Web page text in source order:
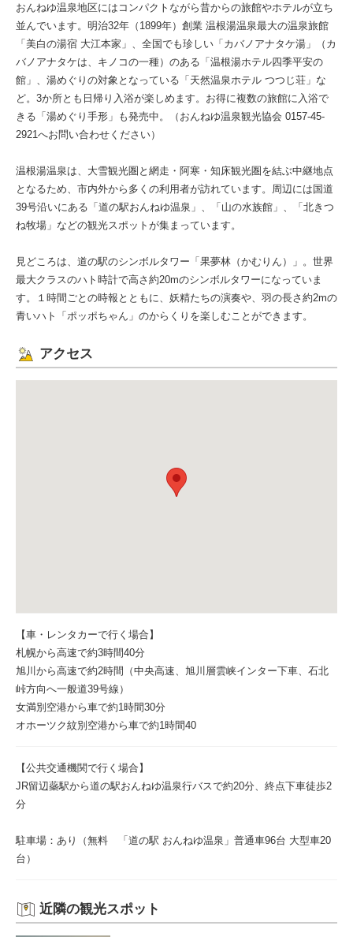
おんねゆ温泉地区にはコンパクトながら昔からの旅館やホテルが立ち
並んでいます。明治32年（1899年）創業 温根湯温泉最大の温泉旅館
「美白の湯宿 大江本家」、全国でも珍しい「カバノアナタケ湯」（カ
バノアナタケは、キノコの一種）のある「温根湯ホテル四季平安の
館」、湯めぐりの対象となっている「天然温泉ホテル つつじ荘」な
ど。3か所とも日帰り入浴が楽しめます。お得に複数の旅館に入浴で
きる「湯めぐり手形」も発売中。（おんねゆ温泉観光協会 0157-45-
2921へお問い合わせください）
温根湯温泉は、大雪観光圏と網走・阿寒・知床観光圏を結ぶ中継地点
となるため、市内外から多くの利用者が訪れています。周辺には国道
39号沿いにある「道の駅おんねゆ温泉」、「山の水族館」、「北きつ
ね牧場」などの観光スポットが集まっています。
見どころは、道の駅のシンボルタワー「果夢林（かむりん）」。世界
最大クラスのハト時計で高さ約20mのシンボルタワーになっていま
す。１時間ごとの時報とともに、妖精たちの演奏や、羽の長さ約2mの
青いハト「ポッポちゃん」のからくりを楽しむことができます。
アクセス
【車・レンタカーで行く場合】
札幌から高速で約3時間40分
旭川から高速で約2時間（中央高速、旭川層雲峡インター下車、石北
峠方向へ一般道39号線）
女満別空港から車で約1時間30分
オホーツク紋別空港から車で約1時間40
【公共交通機関で行く場合】
JR留辺蘂駅から道の駅おんねゆ温泉行バスで約20分、終点下車徒歩2
分
駐車場：あり（無料 「道の駅 おんねゆ温泉」普通車96台 大型車20
台）
近隣の観光スポット